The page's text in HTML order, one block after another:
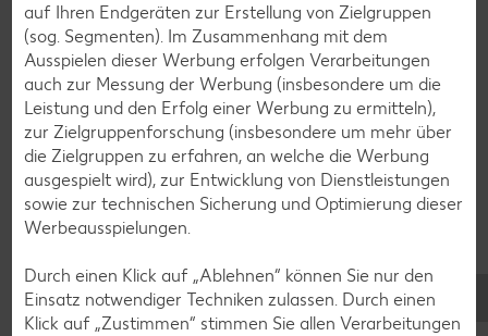
Erdbeer-Rezepte
Blaubeer-Rezepte
Bananen-Rezepte
Zurück zu allen Rezepten
auf Ihren Endgeräten zur Erstellung von Zielgruppen
(sog. Segmenten). Im Zusammenhang mit dem
Ausspielen dieser Werbung erfolgen Verarbeitungen
auch zur Messung der Werbung (insbesondere um die
Leistung und den Erfolg einer Werbung zu ermitteln),
zur Zielgruppenforschung (insbesondere um mehr über
die Zielgruppen zu erfahren, an welche die Werbung
ausgespielt wird), zur Entwicklung von Dienstleistungen
sowie zur technischen Sicherung und Optimierung dieser
Werbeausspielungen.
Durch einen Klick auf „Ablehnen“ können Sie nur den
Einsatz notwendiger Techniken zulassen. Durch einen
Klick auf „Zustimmen“ stimmen Sie allen Verarbeitungen